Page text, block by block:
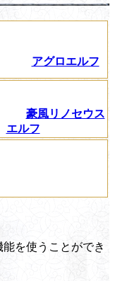
アグロエルフ
豪風リノセウス
エルフ
を使うことができ